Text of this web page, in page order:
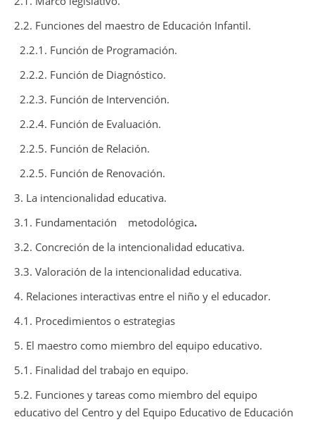
2.2. Funciones del maestro de Educación Infantil.
2.2.1. Función de Programación.
2.2.2. Función de Diagnóstico.
2.2.3. Función de Intervención.
2.2.4. Función de Evaluación.
2.2.5. Función de Relación.
2.2.5. Función de Renovación.
3. La intencionalidad educativa.
3.1. Fundamentación
metodológica.
3.2. Concreción de la intencionalidad educativa.
3.3. Valoración de la intencionalidad educativa.
4. Relaciones interactivas entre el niño y el educador.
4.1. Procedimientos o estrategias
5. El maestro como miembro del equipo educativo.
5.1. Finalidad del trabajo en equipo.
5.2. Funciones y tareas como miembro del equipo
educativo del Centro y del Equipo Educativo de Educación